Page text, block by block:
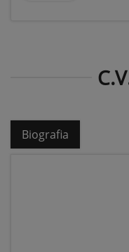
Biografia